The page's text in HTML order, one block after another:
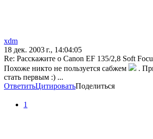
xdm
18 дек. 2003 г., 14:04:05
Re: Расскажите о Canon EF 135/2,8 Soft
Похоже никто не пользуется сабжем
.
стать первым :) ...
ОтветитьЦитироватьПоделиться
1